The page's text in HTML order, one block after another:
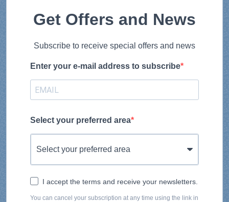
Get Offers and News
Subscribe to receive special offers and news
Enter your e-mail address to subscribe
Select your preferred area
I accept the terms and receive your newsletters.
You can cancel your subscription at any time using the link in